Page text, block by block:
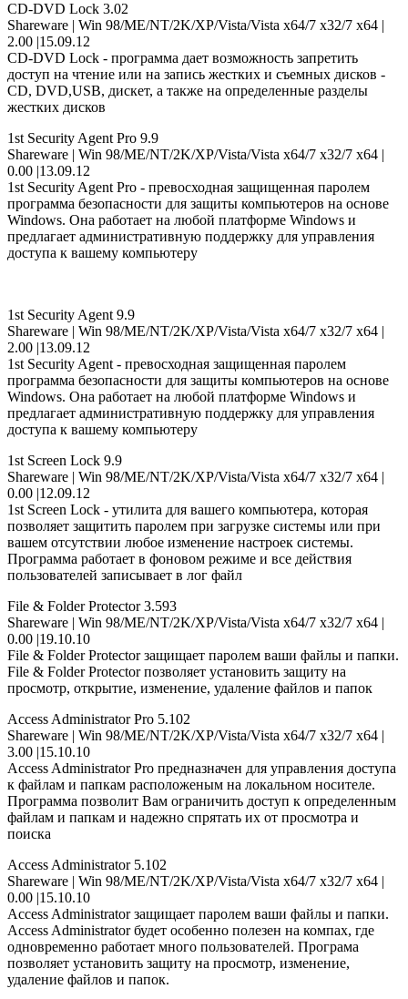
CD-DVD Lock 3.02
Shareware | Win 98/ME/NT/2K/XP/Vista/Vista x64/7 x32/7 x64 |
2.00 |15.09.12
CD-DVD Lock - программа дает возможность запретить
доступ на чтение или на запись жестких и съемных дисков -
CD, DVD,USB, дискет, а также на определенные разделы
жестких дисков
1st Security Agent Pro 9.9
Shareware | Win 98/ME/NT/2K/XP/Vista/Vista x64/7 x32/7 x64 |
0.00 |13.09.12
1st Security Agent Pro - превосходная защищенная паролем
программа безопасности для защиты компьютеров на основе
Windows. Она работает на любой платформе Windows и
предлагает административную поддержку для управления
доступа к вашему компьютеру
1st Security Agent 9.9
Shareware | Win 98/ME/NT/2K/XP/Vista/Vista x64/7 x32/7 x64 |
2.00 |13.09.12
1st Security Agent - превосходная защищенная паролем
программа безопасности для защиты компьютеров на основе
Windows. Она работает на любой платформе Windows и
предлагает административную поддержку для управления
доступа к вашему компьютеру
1st Screen Lock 9.9
Shareware | Win 98/ME/NT/2K/XP/Vista/Vista x64/7 x32/7 x64 |
0.00 |12.09.12
1st Screen Lock - утилита для вашего компьютера, которая
позволяет защитить паролем при загрузке системы или при
вашем отсутствии любое изменение настроек системы.
Программа работает в фоновом режиме и все действия
пользователей записывает в лог файл
File & Folder Protector 3.593
Shareware | Win 98/ME/NT/2K/XP/Vista/Vista x64/7 x32/7 x64 |
0.00 |19.10.10
File & Folder Protector защищает паролем ваши файлы и папки.
File & Folder Protector позволяет установить защиту на
просмотр, открытие, изменение, удаление файлов и папок
Access Administrator Pro 5.102
Shareware | Win 98/ME/NT/2K/XP/Vista/Vista x64/7 x32/7 x64 |
3.00 |15.10.10
Access Administrator Pro предназначен для управления доступа
к файлам и папкам расположеным на локальном носителе.
Программа позволит Вам ограничить доступ к определенным
файлам и папкам и надежно спрятать их от просмотра и
поиска
Access Administrator 5.102
Shareware | Win 98/ME/NT/2K/XP/Vista/Vista x64/7 x32/7 x64 |
0.00 |15.10.10
Access Administrator защищает паролем ваши файлы и папки.
Access Administrator будет особенно полезен на компах, где
одновременно работает много пользователей. Програма
позволяет установить защиту на просмотр, изменение,
удаление файлов и папок.